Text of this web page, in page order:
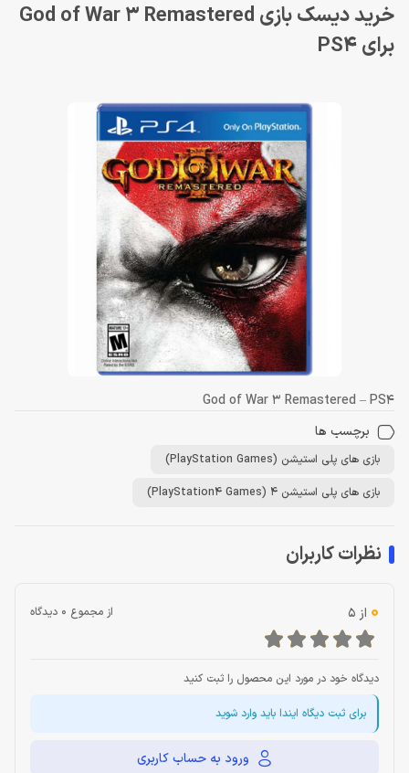
خرید دیسک بازی God of War 3 Remastered
برای PS4
God of War 3 Remastered – PS4
برچسب ها
بازی های پلی استیشن (PlayStation Games)
بازی های پلی استیشن 4 (PlayStation4 Games)
نظرات کاربران
0 از 5 از مجموع 0 دیدگاه
دیدگاه خود در مورد این محصول را ثبت کنید
برای ثبت دیگاه ایندا باید وارد شوید
ورود به حساب کاربری